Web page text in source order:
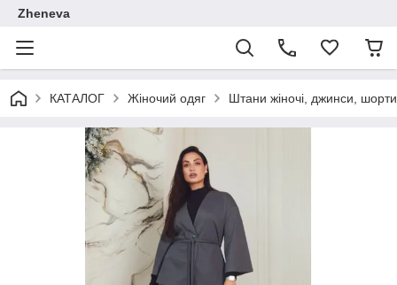
Zheneva
КАТАЛОГ Жіночий одяг Штани жіночі, джинси,